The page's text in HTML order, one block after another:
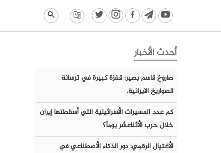
أحدث الأخبار
صاروخ قاسم بصير: قفزة كبيرة في ترسانة
الصواريخ الايرانية.
كم عدد المسيرات الأسرائيلية التي أسقطتها إيران
خلال حرب الأثناعشر يوماً؟
الأغتيال الرقمي: دور الذكاء الأصطناعي في